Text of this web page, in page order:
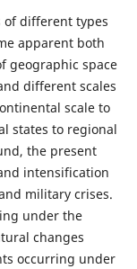
different types
apparent both
geographic space
different scales
scale to
states to regional
the present
intensification
military crises.
under the
changes
occurring under